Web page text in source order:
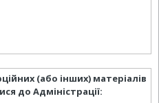
(або інших) матеріалів
до Адміністрації: